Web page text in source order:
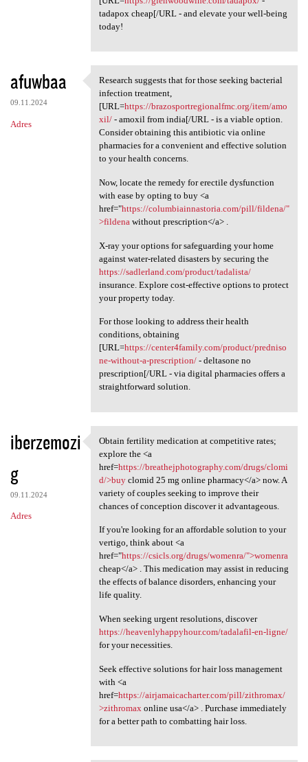
tadapox cheap[/URL - and elevate your well-being
today!
afuwbaa
09.11.2024
Adres
Research suggests that for
Research suggests that for those seeking bacterial
infection treatment,
[URL=https://brazosportregionalfmc.org/item/amo
xil/- amoxil from india[/URL - is a viable option.
Consider obtaining this antibiotic via online
pharmacies for a convenient and effective solution
to your health concerns.
Now, locate the remedy for erectile dysfunction
with ease by opting to buy <a
href="https://columbiainnastoria.com/pill/fildena/"
>fildena without prescription</a> .
X-ray your options for safeguarding your home
against water-related disasters by securing the
https://sadlerland.com/product/tadalista/
insurance. Explore cost-effective options to protect
your property today.
For those looking to address their health
conditions, obtaining
[URL=https://center4family.com/product/predniso
ne-without-a-prescription/- deltasone no
prescription[/URL - via digital pharmacies offers a
straightforward solution.
iberzemozi
g
09.11.2024
Adres
Obtain fertility medication
Obtain fertility medication at competitive rates;
explore the <a
href=https://breathejphotography.com/drugs/clomi
d/>buyclomid 25 mg online pharmacy</a> now. A
variety of couples seeking to improve their
chances of conception discover it advantageous.
If you're looking for an affordable solution to your
vertigo, think about <a
href="https://csicls.org/drugs/womenra/">womenra
cheap</a> . This medication may assist in reducing
the effects of balance disorders, enhancing your
life quality.
When seeking urgent resolutions, discover
https://heavenlyhappyhour.com/tadalafil-en-ligne/
for your necessities.
Seek effective solutions for hair loss management
with <a
href=https://airjamaicacharter.com/pill/zithromax/
>zithromax online usa</a> . Purchase immediately
for a better path to combatting hair loss.